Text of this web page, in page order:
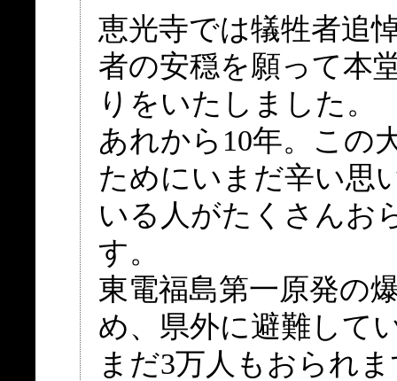
恵光寺では犠牲者追
者の安穏を願って本
りをいたしました。
あれから10年。この
ためにいまだ辛い思
いる人がたくさんお
す。
東電福島第一原発の
め、県外に避難して
まだ3万人もおられ